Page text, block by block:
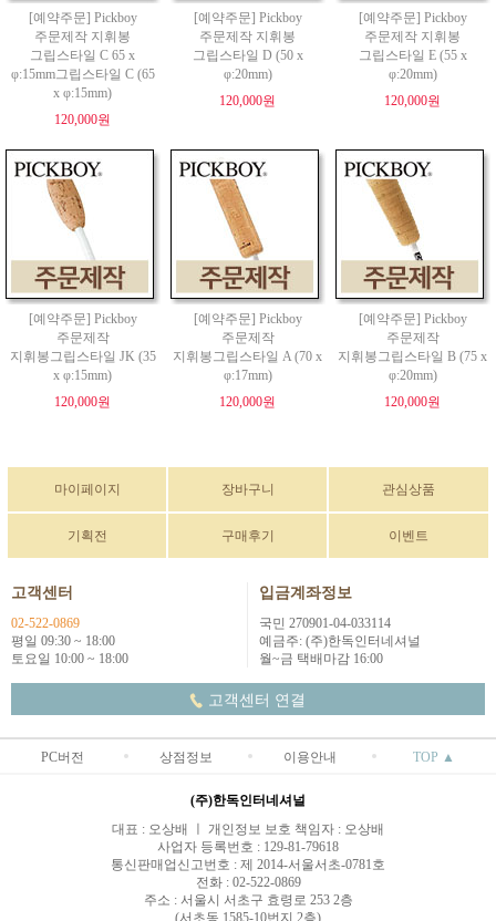
[예약주문] Pickboy
주문제작 지휘봉
그립스타일 C 65 x
φ:15mm그립스타일 C (65
x φ:15mm)
120,000원
[예약주문] Pickboy
주문제작 지휘봉
그립스타일 D (50 x
φ:20mm)
120,000원
[예약주문] Pickboy
주문제작 지휘봉
그립스타일 E (55 x
φ:20mm)
120,000원
[예약주문] Pickboy
주문제작
지휘봉그립스타일 JK (35
x φ:15mm)
120,000원
[예약주문] Pickboy
주문제작
지휘봉그립스타일 A (70 x
φ:17mm)
120,000원
[예약주문] Pickboy
주문제작
지휘봉그립스타일 B (75 x
φ:20mm)
120,000원
마이페이지 장바구니 관심상품
기획전 구매후기 이벤트
고객센터
02-522-0869
평일 09:30 ~ 18:00
토요일 10:00 ~ 18:00
입금계좌정보
국민 270901-04-033114
예금주: (주)한독인터네셔널
월~금 택배마감 16:00
고객센터 연결
PC버전 상점정보 이용안내 TOP ▲
(주)한독인터네셔널
대표 : 오상배 ㅣ 개인정보 보호 책임자 : 오상배
사업자 등록번호 : 129-81-79618
통신판매업신고번호 : 제 2014-서울서초-0781호
전화 : 02-522-0869
주소 : 서울시 서초구 효령로 253 2층
(서초동 1585-10번지 2층)